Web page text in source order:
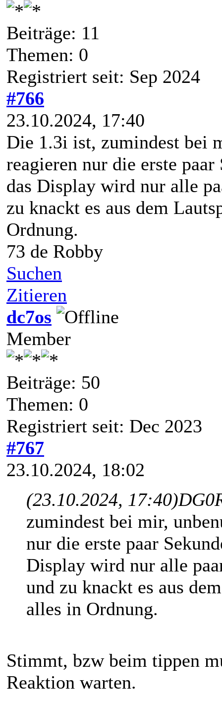
Beiträge: 11
Themen: 0
Registriert seit: Sep 2024
#766
23.10.2024, 17:40
Die 1.3i ist, zumindest bei
reagieren nur die erste
das Display wird nur alle
zu knackt es aus dem
Ordnung.
73 de Robby
Suchen
Zitieren
dc7os
Member
Beiträge: 50
Themen: 0
Registriert seit: Dec 2023
#767
23.10.2024, 18:02
(23.10.2024, 17:40)
zumindest bei mir,
nur die erste paar
Display wird nur alle
und zu knackt es aus
alles in Ordnung.
Stimmt, bzw beim tippen
Reaktion warten.